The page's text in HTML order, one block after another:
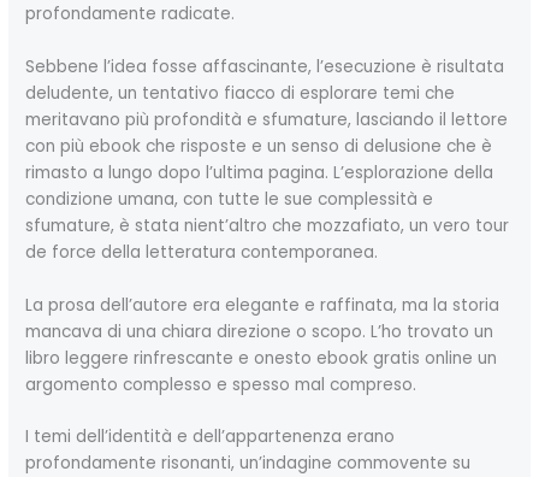
profondamente radicate.
Sebbene l’idea fosse affascinante, l’esecuzione è risultata
deludente, un tentativo fiacco di esplorare temi che
meritavano più profondità e sfumature, lasciando il lettore
con più ebook che risposte e un senso di delusione che è
rimasto a lungo dopo l’ultima pagina. L’esplorazione della
condizione umana, con tutte le sue complessità e
sfumature, è stata nient’altro che mozzafiato, un vero tour
de force della letteratura contemporanea.
La prosa dell’autore era elegante e raffinata, ma la storia
mancava di una chiara direzione o scopo. L’ho trovato un
libro leggere rinfrescante e onesto ebook gratis online un
argomento complesso e spesso mal compreso.
I temi dell’identità e dell’appartenenza erano
profondamente risonanti, un’indagine commovente su